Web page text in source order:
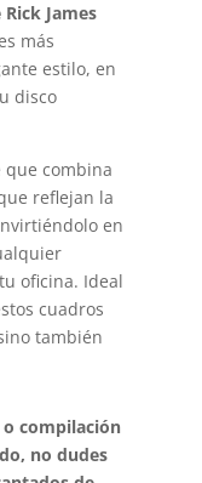
James
más
estilo, en
disco
que combina
reflejan la
en
oficina. Ideal
cuadros
también
compilación
no dudes